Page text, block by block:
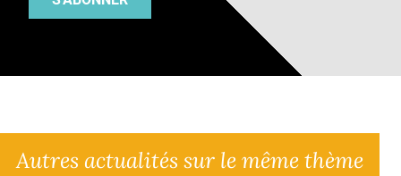
Autres actualités sur le même thème